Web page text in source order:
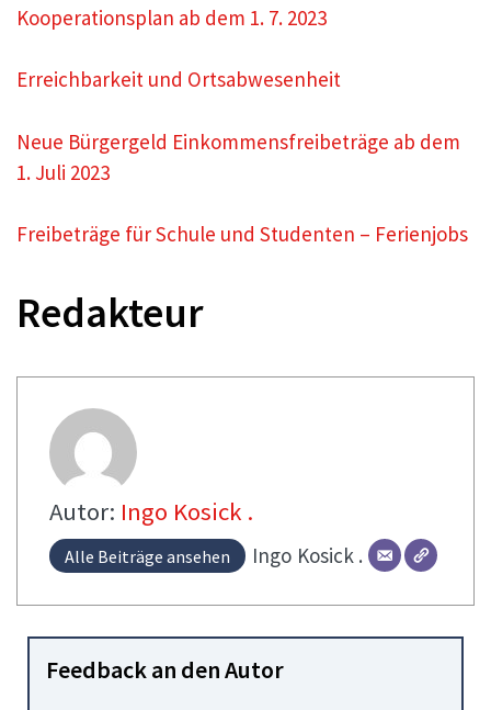
Kooperationsplan ab dem 1. 7. 2023
Erreichbarkeit und Ortsabwesenheit
Neue Bürgergeld Einkommensfreibeträge ab dem
1. Juli 2023
Freibeträge für Schule und Studenten – Ferienjobs
Redakteur
Autor: Ingo Kosick .
Alle Beiträge ansehen Ingo Kosick .
Feedback an den Autor